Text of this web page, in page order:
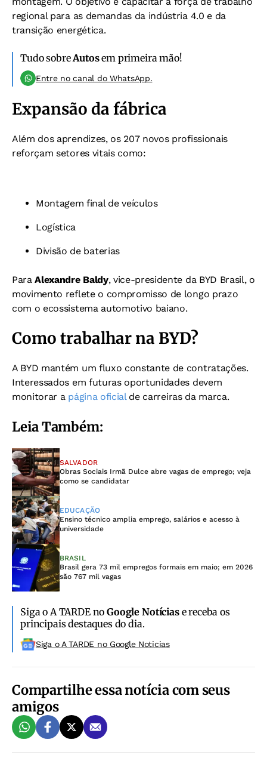
regional para as demandas da indústria 4.0 e da
transição energética.
Tudo sobreAutosem primeira mão!
Entre no canal do WhatsApp.
Expansão da fábrica
Além dos aprendizes, os 207 novos profissionais
reforçam setores vitais como:
Montagem final de veículos
Logística
Divisão de baterias
ParaAlexandre Baldy, vice-presidente da BYD Brasil, o
movimento reflete o compromisso de longo prazo
com o ecossistema automotivo baiano.
Como trabalhar na BYD?
A BYD mantém um fluxo constante de contratações.
Interessados em futuras oportunidades devem
monitorar a página oficialde carreiras da marca.
Leia Também:
SALVADOR
Obras Sociais Irmã Dulce abre vagas de emprego; veja
como se candidatar
EDUCAÇÃO
Ensino técnico amplia emprego, salários e acesso à
universidade
BRASIL
Brasil gera 73 mil empregos formais em maio; em 2026
são 767 mil vagas
Siga o A TARDE noGoogle Notíciase receba os
principais destaques do dia.
Siga o A TARDE no Google Noticias
Compartilhe essa notícia com seus
amigos